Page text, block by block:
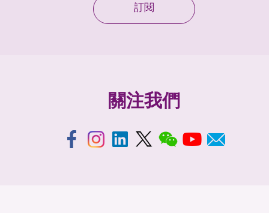
訂閱
關注我們